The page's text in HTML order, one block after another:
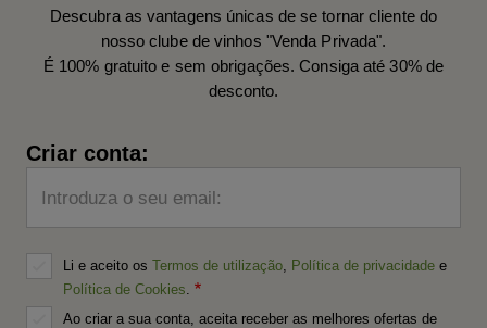
Descubra as vantagens únicas de se tornar cliente do
nosso clube de vinhos "Venda Privada".
É 100% gratuito e sem obrigações. Consiga até 30% de
desconto.
Criar conta:
Introduza o seu email:
Li e aceito os Termos de utilização Política de privacidade e
Política de Cookies
Ao criar a sua conta, aceita receber as melhores ofertas de